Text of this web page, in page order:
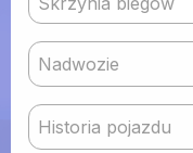
Nadwozie
Historia pojazdu